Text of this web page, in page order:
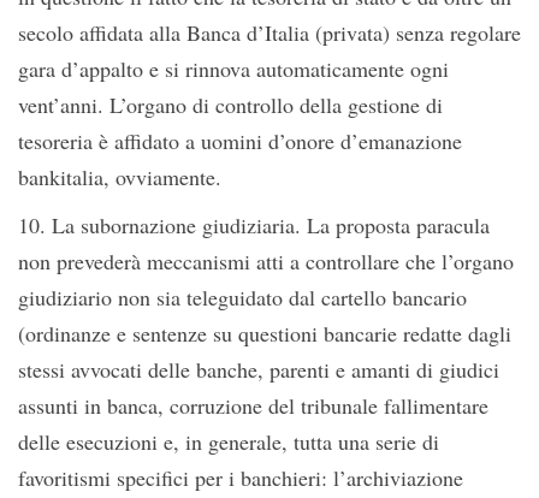
secolo affidata alla Banca d’Italia (privata) senza regolare
gara d’appalto e si rinnova automaticamente ogni
vent’anni. L’organo di controllo della gestione di
tesoreria è affidato a uomini d’onore d’emanazione
bankitalia, ovviamente.
10. La subornazione giudiziaria. La proposta paracula
non prevederà meccanismi atti a controllare che l’organo
giudiziario non sia teleguidato dal cartello bancario
(ordinanze e sentenze su questioni bancarie redatte dagli
stessi avvocati delle banche, parenti e amanti di giudici
assunti in banca, corruzione del tribunale fallimentare
delle esecuzioni e, in generale, tutta una serie di
favoritismi specifici per i banchieri: l’archiviazione